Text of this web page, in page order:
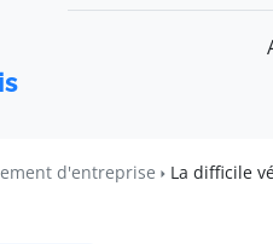
d'entreprise La difficile